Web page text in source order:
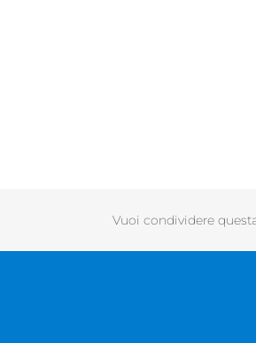
Vuoi condividere